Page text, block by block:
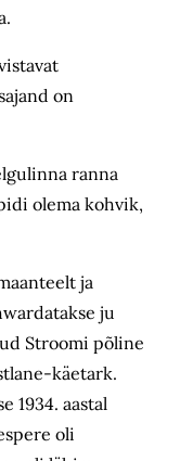
on
ranna
olema kohvik,
ja
ju
Stroomi põline
käetark.
1934. aastal
oli